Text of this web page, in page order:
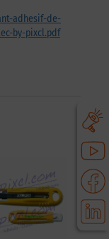
adhesif-de-
by-pixcl.pdf